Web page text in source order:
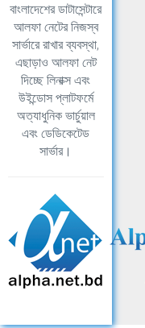
বাংলাদেশের ডাটাসেন্টারে
আলফা নেটের নিজস্ব
সার্ভারে রাখার ব্যবস্থা,
এছাড়াও আলফা নেট
দিচ্ছে লিনাক্স এবং
উইন্ডোস প্লাটফর্মে
অত্যাধুনিক ভার্চুয়াল
এবং ডেডিকেটেড
সার্ভার।